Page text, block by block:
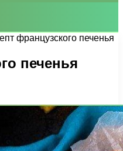
французского печенья
печенья